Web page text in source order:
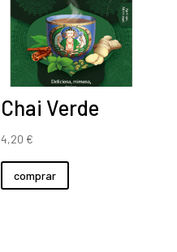
Chai Verde
4,20 €
comprar